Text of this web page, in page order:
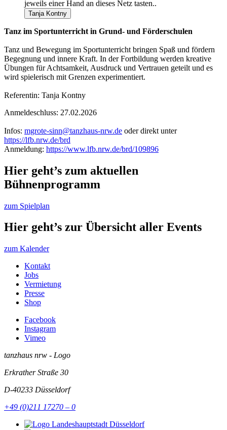
Tanja Kontny
Tanz im Sportunterricht in Grund- und Förderschulen
Tanz und Bewegung im Sportunterricht bringen Spaß und fördern
Begegnung und innere Kraft. In der Fortbildung werden kreative
Übungen für Achtsamkeit, Ausdruck und Vertrauen geteilt und es
wird spielerisch mit Grenzen experimentiert.
Referentin: Tanja Kontny
Anmeldeschluss: 27.02.2026
Infos: mgrote-sinn@tanzhaus-nrw.de oder direkt unter
https://lfb.nrw.de/brd
Anmeldung: https://www.lfb.nrw.de/brd/109896
Hier geht’s zum aktuellen
Bühnenprogramm
zum Spielplan
Hier geht’s zur Übersicht aller Events
zum Kalender
Kontakt
Jobs
Vermietung
Presse
Shop
Facebook
Instagram
Vimeo
tanzhaus nrw - Logo
Erkrather Straße 30
D-40233 Düsseldorf
+49 (0)211 17270 – 0